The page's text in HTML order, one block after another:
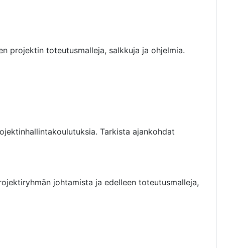
projektin toteutusmalleja, salkkuja ja ohjelmia.
Tarkista ajankohdat
johtamista ja edelleen toteutusmalleja,